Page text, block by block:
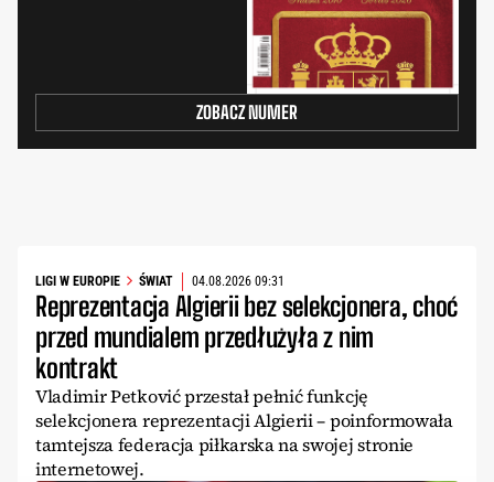
ZOBACZ NUMER
LIGI W EUROPIE ŚWIAT 04.08.2026 09:31
Reprezentacja Algierii bez selekcjonera, choć
przed mundialem przedłużyła z nim
kontrakt
Vladimir Petković przestał pełnić funkcję
selekcjonera reprezentacji Algierii – poinformowała
tamtejsza federacja piłkarska na swojej stronie
internetowej.